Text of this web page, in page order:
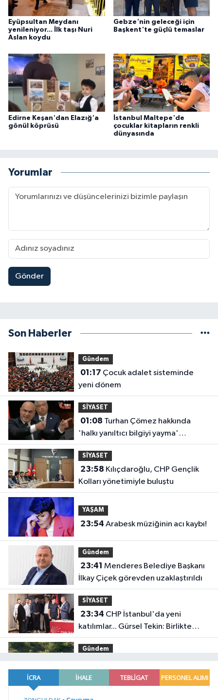
Eyüpsultan Meydanı
yenileniyor... İlk taşı Nuri
Aslan koydu
Gebze'nin geleceği için
Başkent'te güçlü temaslar
Edirne Keşan'dan Elazığ'a
gönül köprüsü
İstanbul Maltepe'de
çocuklar kitapların renkli
dünyasında
Yorumlar
Gönder
Son Haberler
Gündem
01:17
yeni dönem
SİYASET
01:08
'halkı yanıltıcı bilgiyi yayma'
soruşturması
SİYASET
23:58
Kolları yönetimiyle buluştu
YAŞAM
23:54 Arabesk müziğinin acı kaybı!
Gündem
23:41
İlkay Çiçek görevden uzaklaştırıldı
SİYASET
23:34
katılımlar... Gürsel Tekin: Birlikte
başaracağız
Gündem
kamyonet çekiciye çarptı!